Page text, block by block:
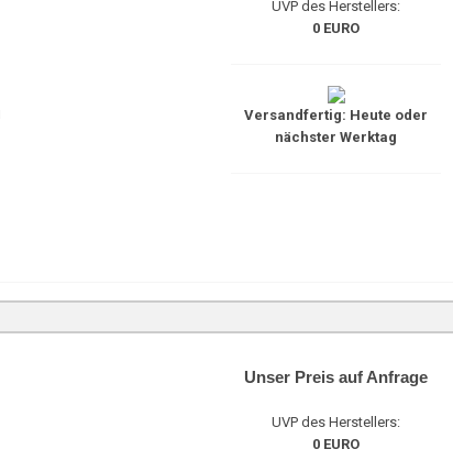
UVP des Herstellers:
0 EURO
Versandfertig: Heute oder
nächster Werktag
Unser Preis auf Anfrage
UVP des Herstellers:
0 EURO